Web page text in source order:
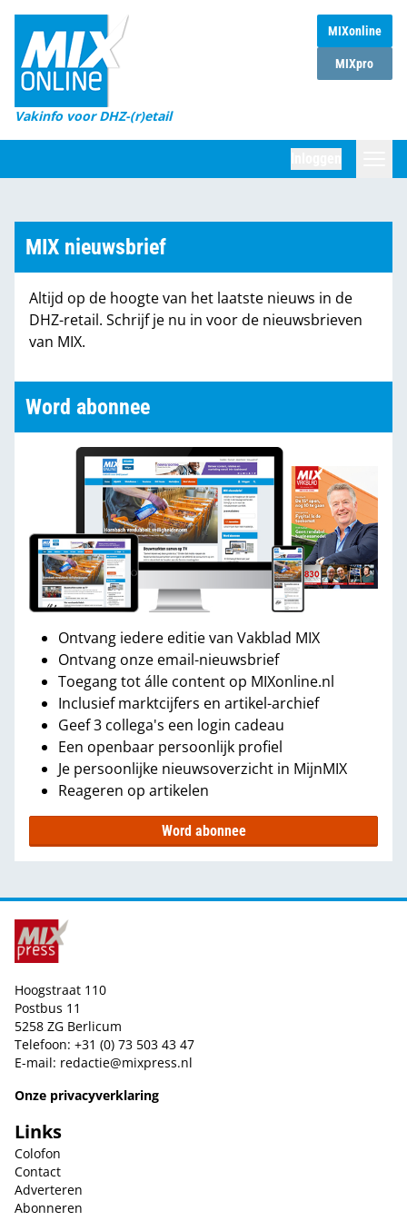
MIXonline
MIXpro
Vakinfo voor DHZ-(r)etail
Home
Magazines
DHZ Sessie
Marktcijfers
Partners
MIX nieuwsbrief
Altijd op de hoogte van het laatste nieuws in de
DHZ-retail. Schrijf je nu in voor de nieuwsbrieven
van MIX.
Word abonnee
Ontvang iedere editie van Vakblad MIX
Ontvang onze email-nieuwsbrief
Toegang tot álle content op MIXonline.nl
Inclusief marktcijfers en artikel-archief
Geef 3 collega's een login cadeau
Een openbaar persoonlijk profiel
Je persoonlijke nieuwsoverzicht in MijnMIX
Reageren op artikelen
Word abonnee
Hoogstraat 110
Postbus 11
5258 ZG Berlicum
Telefoon: +31 (0) 73 503 43 47
E-mail: redactie@mixpress.nl
Onze privacyverklaring
Links
Colofon
Contact
Adverteren
Abonneren